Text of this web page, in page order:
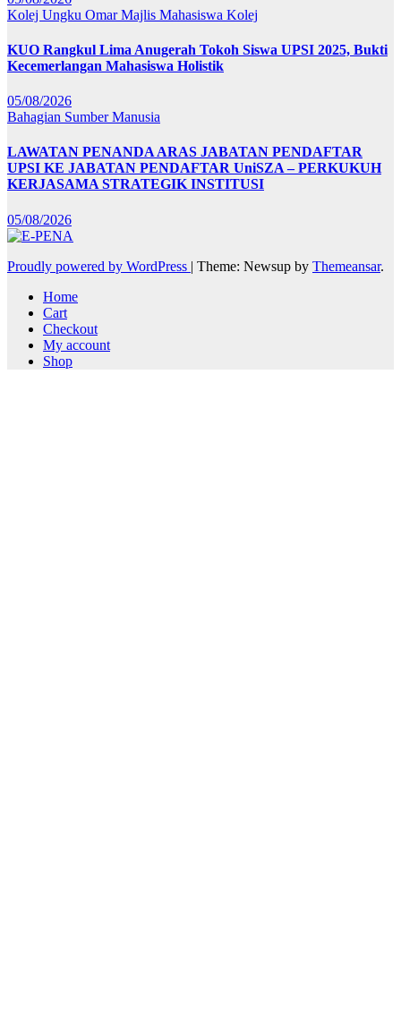
Kolej Ungku OmarMajlis Mahasiswa Kolej
KUO Rangkul Lima Anugerah Tokoh Siswa UPSI 2025, Bukti
Kecemerlangan Mahasiswa Holistik
05/08/2026
Bahagian Sumber Manusia
LAWATAN PENANDA ARAS JABATAN PENDAFTAR
UPSI KE JABATAN PENDAFTAR UniSZA – PERKUKUH
KERJASAMA STRATEGIK INSTITUSI
05/08/2026
Proudly powered by WordPress | Theme: Newsup by Themeansar.
Home
Cart
Checkout
My account
Shop